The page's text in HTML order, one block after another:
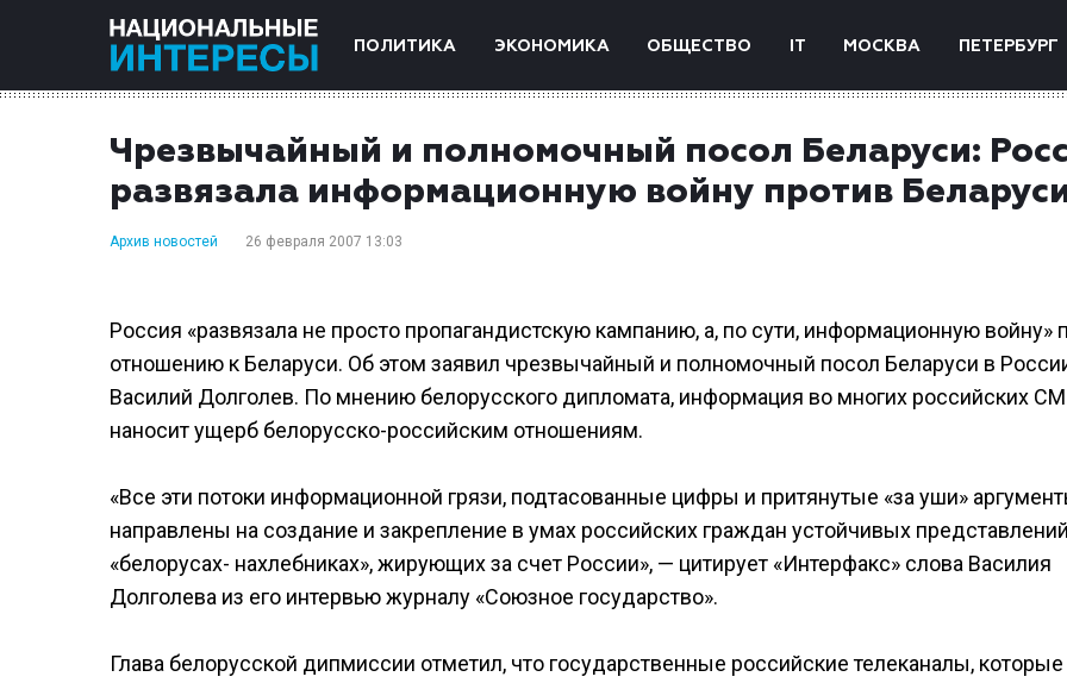
ПОЛИТИКА ЭКОНОМИКА ОБЩЕСТВО IT МОСКВА ПЕТЕРБУРГ
Чрезвычайный и полномочный посол Беларуси:
развязала информационную войну против
Архив новостей 26 февраля 2007 13:03
Россия «развязала не просто пропагандистскую кампанию, а, по сути, информационную войну»
отношению к Беларуси. Об этом заявил чрезвычайный и полномочный посол Беларуси в
Василий Долголев. По мнению белорусского дипломата, информация во многих российских
наносит ущерб белорусско-российским отношениям.
«Все эти потоки информационной грязи, подтасованные цифры и притянутые «за уши»
направлены на создание и закрепление в умах российских граждан устойчивых
«белорусах- нахлебниках», жирующих за счет России», — цитирует «Интерфакс» слова Василия
Долголева из его интервью журналу «Союзное государство».
Глава белорусской дипмиссии отметил, что государственные российские телеканалы, которые